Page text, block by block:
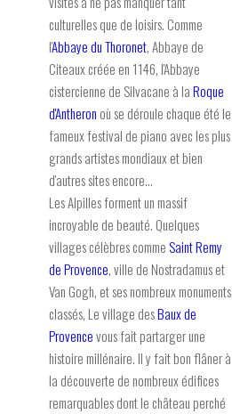
culturelles que de loisirs. Comme
l'Abbaye du Thoronet, Abbaye de
Citeaux créée en 1146, l'Abbaye
cistercienne de Silvacane à laRoque
d'Antheron où se déroule chaque été le
fameux festival de piano avec les plus
grands artistes mondiaux et bien
d'autres sites encore...
Les Alpilles forment un massif
incroyable de beauté. Quelques
villages célèbres commeSaint Remy
de Provence, ville de Nostradamus et
Van Gogh, et ses nombreux monuments
classés, Le village desBaux de
Provencevous fait partarger une
histoire millénaire. Il y fait bon flâner à
la découverte de nombreux édifices
remarquables dont le château perché